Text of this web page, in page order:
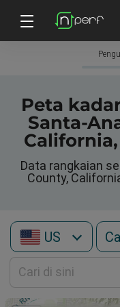
Peta
Santa-
Data rangkaian
County,
US